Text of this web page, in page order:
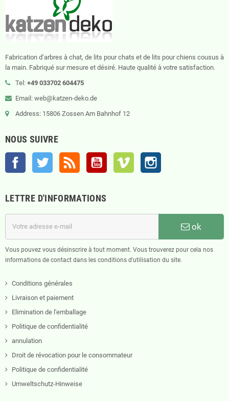
Fabrication d’arbres à chat, de lits pour chats et de lits pour chiens cousus à
la main. Fabriqué sur mesure et désiré. Haute qualité à votre satisfaction.
Tel: +49 033702 604475
Email: web@katzen-deko.de
Address: 15806 Zossen Am Bahnhof 12
NOUS SUIVRE
Facebook Twitter YouTube Vimeo
LETTRE D'INFORMATIONS
ok
Vous pouvez vous désinscrire à tout moment. Vous trouverez pour cela nos
informations de contact dans les conditions d'utilisation du site.
Conditions générales
Livraison et paiement
Elimination de l'emballage
Politique de confidentialité
annulation
Droit de révocation pour le consommateur
Politique de confidentialité
Umweltschutz-Hinweise